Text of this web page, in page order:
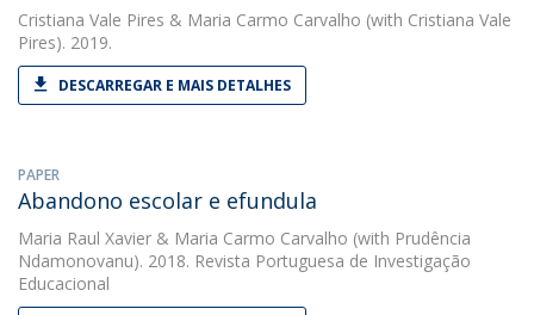
Cristiana Vale Pires & Maria Carmo Carvalho (with Cristiana Vale
Pires). 2019.
DESCARREGAR E MAIS DETALHES
PAPER
Abandono escolar e efundula
Maria Raul Xavier & Maria Carmo Carvalho (with Prudência
Ndamonovanu). 2018. Revista Portuguesa de Investigação
Educacional